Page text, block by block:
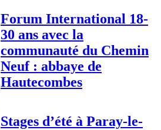
Forum International 18-
30 ans avec la
communauté du Chemin
Neuf : abbaye de
Hautecombes
Stages d’été à Paray-le-